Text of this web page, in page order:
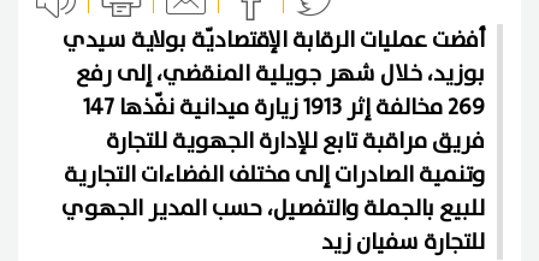
أفضت عمليات الرقابة الإقتصاديّة بولاية سيدي
بوزيد، خلال شهر جويلية المنقضي، إلى رفع
269 مخالفة إثر 1913 زيارة ميدانية نفّذها 147
فريق مراقبة تابع للإدارة الجهوية للتجارة
وتنمية الصادرات إلى مختلف الفضاءات التجارية
للبيع بالجملة والتفصيل، حسب المدير الجهوي
للتجارة سفيان زيد